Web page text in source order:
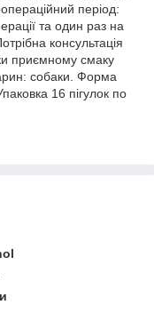
період:
та один раз на
консультація
приємному смаку
собаки. Форма
16 пігулок по